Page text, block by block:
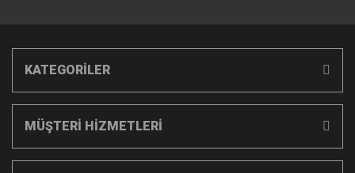
KATEGORİLER
MÜŞTERİ HİZMETLERİ